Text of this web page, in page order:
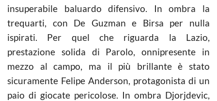
insuperabile baluardo difensivo. In ombra la
trequarti, con De Guzman e Birsa per nulla
ispirati. Per quel che riguarda la Lazio,
prestazione solida di Parolo, onnipresente in
mezzo al campo, ma il più brillante è stato
sicuramente Felipe Anderson, protagonista di un
paio di giocate pericolose. In ombra Djorjdevic,